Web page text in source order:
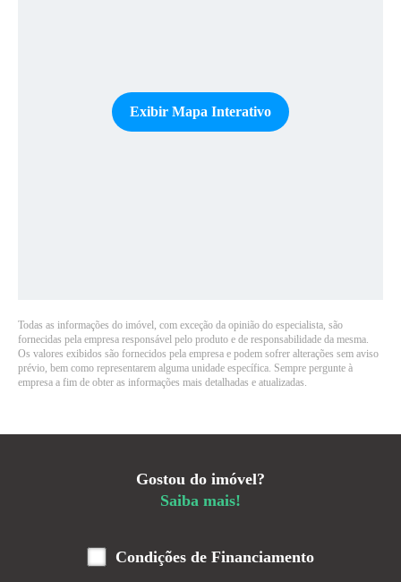
Exibir Mapa Interativo
Todas as informações do imóvel, com exceção da opinião do especialista, são
fornecidas pela empresa responsável pelo produto e de responsabilidade da mesma.
Os valores exibidos são fornecidos pela empresa e podem sofrer alterações sem aviso
prévio, bem como representarem alguma unidade específica. Sempre pergunte à
empresa a fim de obter as informações mais detalhadas e atualizadas.
Gostou do imóvel?
Saiba mais!
Condições de Financiamento